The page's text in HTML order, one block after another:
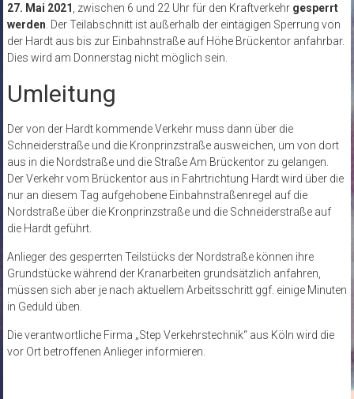
27. Mai 2021
, zwischen 6 und 22 Uhr für den Kraftverkehr gesperrt
werden Der Teilabschnitt ist außerhalb der eintägigen Sperrung von
der Hardt aus bis zur Einbahnstraße auf Höhe Brückentor anfahrbar.
Dies wird am Donnerstag nicht möglich sein.
Umleitung
Der von der Hardt kommende Verkehr muss dann über die
Schneiderstraße und die Kronprinzstraße ausweichen, um von dort
aus in die Nordstraße und die Straße Am Brückentor zu gelangen.
Der Verkehr vom Brückentor aus in Fahrtrichtung Hardt wird über die
nur an diesem Tag aufgehobene Einbahnstraßenregel auf die
Nordstraße über die Kronprinzstraße und die Schneiderstraße auf
die Hardt geführt.
Anlieger des gesperrten Teilstücks der Nordstraße können ihre
Grundstücke während der Kranarbeiten grundsätzlich anfahren,
müssen sich aber je nach aktuellem Arbeitsschritt ggf. einige Minuten
in Geduld üben.
Die verantwortliche Firma „Step Verkehrstechnik“ aus Köln wird die
vor Ort betroffenen Anlieger informieren.